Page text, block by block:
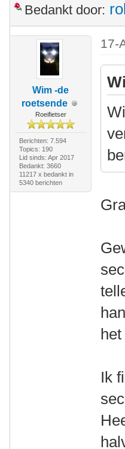
Bedankt door:
Wim -de
roetsende
Roeifietser
Berichten: 7.594
Topics: 190
Lid sinds: Apr 2017
Bedankt: 3660
11217 x bedankt in
5340 berichten
17-
het
Ik